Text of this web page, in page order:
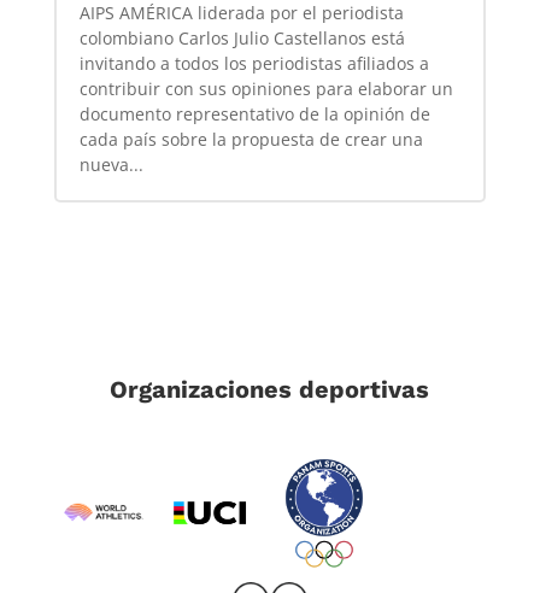
AIPS AMÉRICA liderada por el periodista
colombiano Carlos Julio Castellanos está
invitando a todos los periodistas afiliados a
contribuir con sus opiniones para elaborar un
documento representativo de la opinión de
cada país sobre la propuesta de crear una
nueva...
Organizaciones deportivas